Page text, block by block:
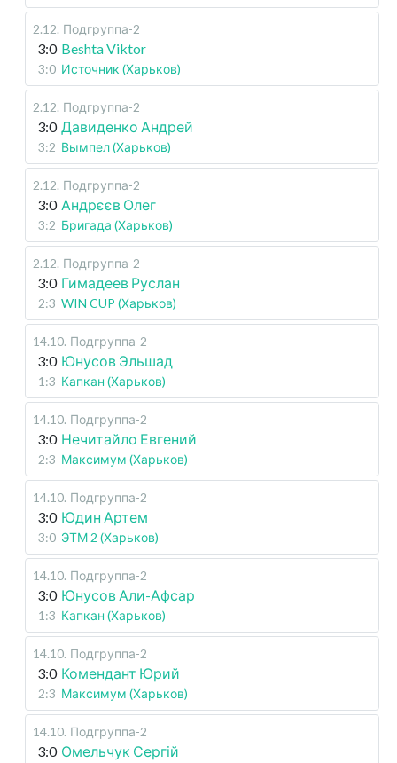
2.12. Подгруппа-2
3:0 Beshta Viktor
3:0 Источник (Харьков)
2.12. Подгруппа-2
3:0 Давиденко Андрей
3:2 Вымпел (Харьков)
2.12. Подгруппа-2
3:0 Андрєєв Олег
3:2 Бригада (Харьков)
2.12. Подгруппа-2
3:0 Гимадеев Руслан
2:3 WIN CUP (Харьков)
14.10. Подгруппа-2
3:0 Юнусов Эльшад
1:3 Капкан (Харьков)
14.10. Подгруппа-2
3:0 Нечитайло Евгений
2:3 Максимум (Харьков)
14.10. Подгруппа-2
3:0 Юдин Артем
3:0 ЭТМ 2 (Харьков)
14.10. Подгруппа-2
3:0 Юнусов Али-Афсар
1:3 Капкан (Харьков)
14.10. Подгруппа-2
3:0 Комендант Юрий
2:3 Максимум (Харьков)
14.10. Подгруппа-2
3:0 Омельчук Сергій